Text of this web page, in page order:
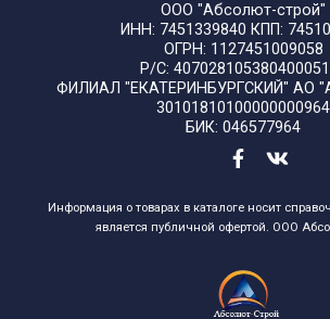
ООО "Абсолют-строй"
ИНН: 7451339840 КПП:
ОГРН: 1127451009058
Р/С:
ФИЛИАЛ "ЕКАТЕРИНБУРГСКИЙ" АО
30101810100000000964
БИК: 046577964
Информация о товарах в каталоге носит
является публичной офертой. ООО